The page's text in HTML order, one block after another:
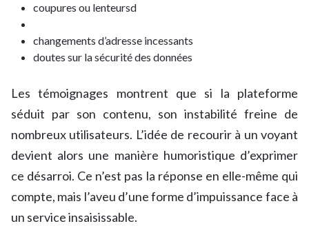
coupures ou lenteursd
changements d’adresse incessants
doutes sur la sécurité des données
Les témoignages montrent que si la plateforme
séduit par son contenu, son instabilité freine de
nombreux utilisateurs. L’idée de recourir à un voyant
devient alors une manière humoristique d’exprimer
ce désarroi. Ce n’est pas la réponse en elle-même qui
compte, mais l’aveu d’une forme d’impuissance face à
un service insaisissable.